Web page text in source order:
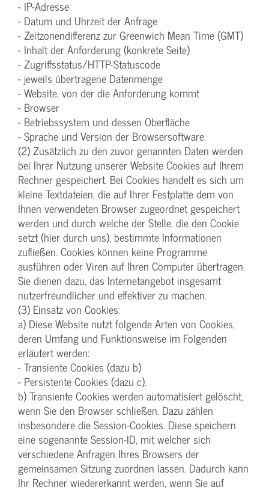
- IP-Adresse
- Datum und Uhrzeit der Anfrage
- Zeitzonendifferenz zur Greenwich Mean Time (GMT)
- Inhalt der Anforderung (konkrete Seite)
- Zugriffsstatus/HTTP-Statuscode
- jeweils übertragene Datenmenge
- Website, von der die Anforderung kommt
- Browser
- Betriebssystem und dessen Oberfläche
- Sprache und Version der Browsersoftware.
(2) Zusätzlich zu den zuvor genannten Daten werden
bei Ihrer Nutzung unserer Website Cookies auf Ihrem
Rechner gespeichert. Bei Cookies handelt es sich um
kleine Textdateien, die auf Ihrer Festplatte dem von
Ihnen verwendeten Browser zugeordnet gespeichert
werden und durch welche der Stelle, die den Cookie
setzt (hier durch uns), bestimmte Informationen
zufließen. Cookies können keine Programme
ausführen oder Viren auf Ihren Computer übertragen.
Sie dienen dazu, das Internetangebot insgesamt
nutzerfreundlicher und effektiver zu machen.
(3) Einsatz von Cookies:
a) Diese Website nutzt folgende Arten von Cookies,
deren Umfang und Funktionsweise im Folgenden
erläutert werden:
- Transiente Cookies (dazu b)
- Persistente Cookies (dazu c).
b) Transiente Cookies werden automatisiert gelöscht,
wenn Sie den Browser schließen. Dazu zählen
insbesondere die Session-Cookies. Diese speichern
eine sogenannte Session-ID, mit welcher sich
verschiedene Anfragen Ihres Browsers der
gemeinsamen Sitzung zuordnen lassen. Dadurch kann
Ihr Rechner wiedererkannt werden, wenn Sie auf